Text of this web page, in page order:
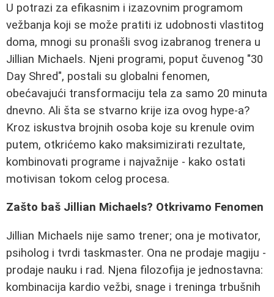
U potrazi za efikasnim i izazovnim programom
vežbanja koji se može pratiti iz udobnosti vlastitog
doma, mnogi su pronašli svog izabranog trenera u
Jillian Michaels. Njeni programi, poput čuvenog "30
Day Shred", postali su globalni fenomen,
obećavajući transformaciju tela za samo 20 minuta
dnevno. Ali šta se stvarno krije iza ovog hype-a?
Kroz iskustva brojnih osoba koje su krenule ovim
putem, otkrićemo kako maksimizirati rezultate,
kombinovati programe i najvažnije - kako ostati
motivisan tokom celog procesa.
Zašto baš Jillian Michaels? Otkrivamo Fenomen
Jillian Michaels nije samo trener; ona je motivator,
psiholog i tvrdi taskmaster. Ona ne prodaje magiju -
prodaje nauku i rad. Njena filozofija je jednostavna:
kombinacija kardio vežbi, snage i treninga trbušnih